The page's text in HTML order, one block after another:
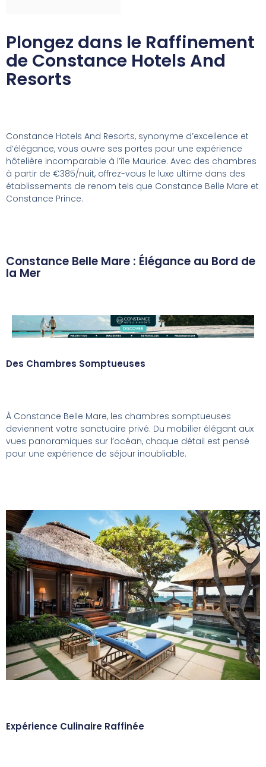
Plongez dans le Raffinement
de Constance Hotels And
Resorts
Constance Hotels And Resorts, synonyme d’excellence et
d’élégance, vous ouvre ses portes pour une expérience
hôtelière incomparable à l’île Maurice. Avec des chambres
à partir de €385/nuit, offrez-vous le luxe ultime dans des
établissements de renom tels que Constance Belle Mare et
Constance Prince.
Constance Belle Mare : Élégance au Bord de
la Mer
Des Chambres Somptueuses
À Constance Belle Mare, les chambres somptueuses
deviennent votre sanctuaire privé. Du mobilier élégant aux
vues panoramiques sur l’océan, chaque détail est pensé
pour une expérience de séjour inoubliable.
Expérience Culinaire Raffinée